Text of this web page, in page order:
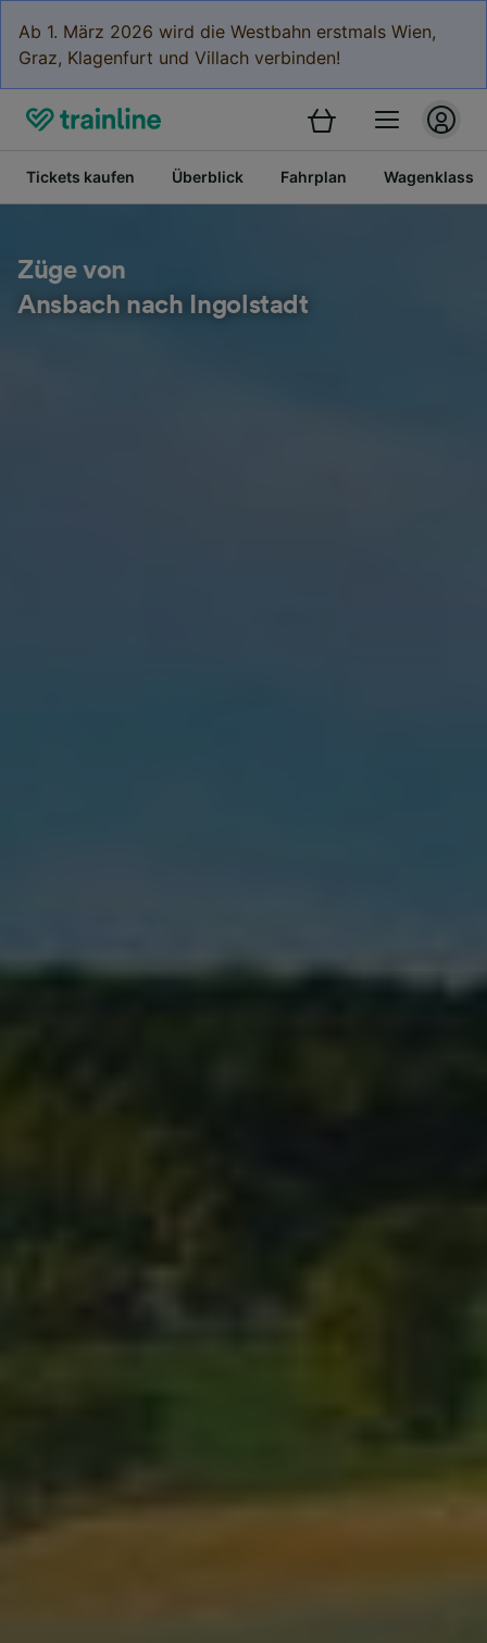
Ab 1. März 2026 wird die Westbahn erstmals Wien,
Graz, Klagenfurt und Villach verbinden!
Tickets kaufen Überblick Fahrplan
Züge von
Ansbach nach Ingolstadt